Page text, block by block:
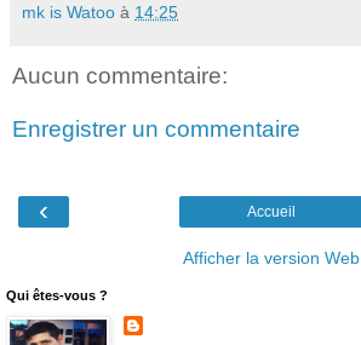
mk is Watoo à 14:25
Aucun commentaire:
Enregistrer un commentaire
‹ Accueil
Afficher la version Web
Qui êtes-vous ?